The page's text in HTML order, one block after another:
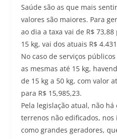
Saúde são as que mais
valores são maiores. Para
ao dia a taxa vai de R$ 73,88
15 kg, vai dos atuais R$
No caso de serviços
as mesmas até 15 kg,
de 15 kg a 50 kg, com valor
para R$ 15,985,23.
Pela legislação atual, não
terrenos não edificados, nos
como grandes geradores,